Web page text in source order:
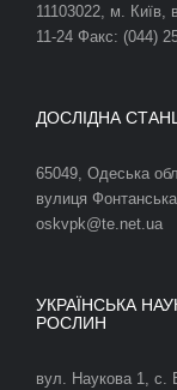
11103022, м. Київ,
11-24 Факс: (044)
ДОСЛІДНА
65049, Одеська
вулиця
oskvpk@te.net.ua
УКРАЇНСЬКА
РОСЛИН
вул. Наукова 1, с.